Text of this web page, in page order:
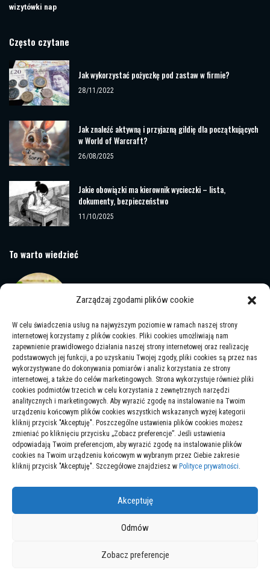
Zarządzaj zgodami plików cookie
W celu świadczenia usług na najwyższym poziomie w ramach naszej strony
internetowej korzystamy z plików cookies. Pliki cookies umożliwiają nam
zapewnienie prawidłowego działania naszej strony internetowej oraz realizację
podstawowych jej funkcji, a po uzyskaniu Twojej zgody, pliki cookies są przez nas
wykorzystywane do dokonywania pomiarów i analiz korzystania ze strony
internetowej, a także do celów marketingowych. Strona wykorzystuje również pliki
cookies podmiotów trzecich w celu korzystania z zewnętrznych narzędzi
analitycznych i marketingowych. Aby wyrazić zgodę na instalowanie na Twoim
urządzeniu końcowym plików cookies wszystkich wskazanych wyżej kategorii
kliknij przycisk "Akceptuję". Poszczególne ustawienia plików cookies możesz
zmieniać po kliknięciu przycisku „Zobacz preferencje”. Jeśli ustawienia
odpowiadają Twoim preferencjom, aby wyrazić zgodę na instalowanie plików
cookies na Twoim urządzeniu końcowym w wybranym przez Ciebie zakresie
kliknij przycisk "Akceptuję". Szczegółowe znajdziesz w Polityce prywatności.
Akceptuję
Odmów
Zobacz preferencje
wizytówki nap
Często czytane
Jak wykorzystać pożyczkę pod zastaw w firmie?
28/11/2022
Jak znaleźć aktywną i przyjazną gildię dla początkujących
w World of Warcraft?
26/08/2025
Jakie obowiązki ma kierownik wycieczki – lista,
dokumenty, bezpieczeństwo
11/10/2025
To warto wiedzieć
firmę w Bazie Danych Odpadów?
L4 Online: Rozwiązanie dla zajętych rodziców
24/11/2023
Najlepsze strategie inwestycyjne w kryptowaluty
24/01/2025